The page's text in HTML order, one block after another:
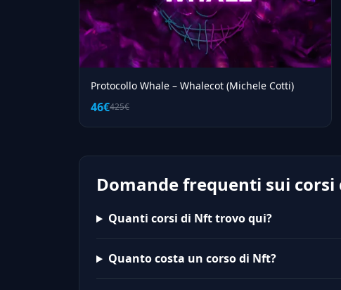
Protocollo Whale – Whalecot (Michele Cotti)
46€425€
Domande frequenti sui
Quanti corsi di Nft trovo qui?
Quanto costa un corso di Nft?